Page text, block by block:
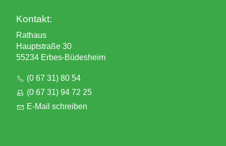
Kontakt:
Rathaus
Hauptstraße 30
55234 Erbes-Büdesheim
(0 67 31) 80 54
(0 67 31) 94 72 25
E-Mail schreiben